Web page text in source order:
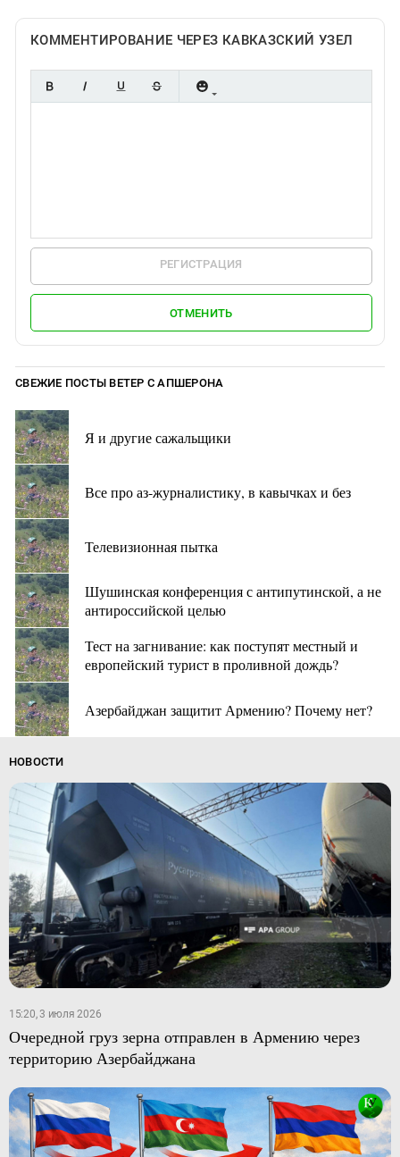
КОММЕНТИРОВАНИЕ ЧЕРЕЗ КАВКАЗСКИЙ УЗЕЛ
РЕГИСТРАЦИЯ
ОТМЕНИТЬ
СВЕЖИЕ ПОСТЫ ВЕТЕР С АПШЕРОНА
Я и другие сажальщики
Все про аз-журналистику, в кавычках и без
Телевизионная пытка
Шушинская конференция с антипутинской, а не
антироссийской целью
Тест на загнивание: как поступят местный и
европейский турист в проливной дождь?
Азербайджан защитит Армению? Почему нет?
НОВОСТИ
15:20, 3 июля 2026
Очередной груз зерна отправлен в Армению через
территорию Азербайджана